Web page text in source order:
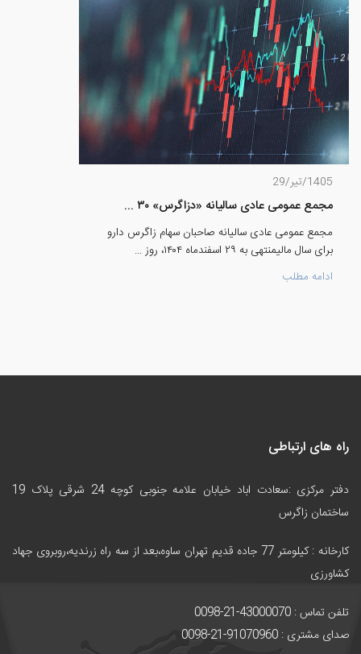
1405/تیر/29
مجمع عمومی عادی سالیانه «دزاگرس» ۳۰ ...
مجمع عمومی عادی سالیانه صاحبان سهام زاگرس دارو
برای سال مالیمنتهی به ۲۹ اسفندماه ۱۴۰۴، روز ...
ادامه مطلب
راه های ارتباطی
دفتر مرکزی :سعادت اباد خیابان علامه جنوبی کوچه 24 شرقی پلاک 19
ساختمان زاگرس
کارخانه :
کیلومتر 77 جاده قدیم تهران ساوه،بعد از سه راه زرندیه،روبروی جهاد
کشاورزی
تلفن تماس : 43000070-21-0098
صدای مشتری : 91070960-21-0098